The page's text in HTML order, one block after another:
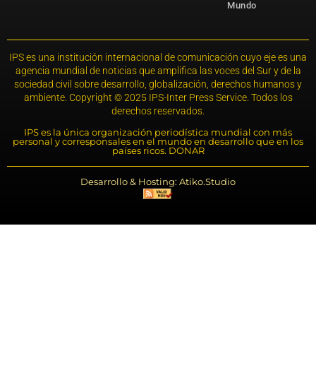
Mundo
IPS es una institución internacional de comunicación cuyo eje es una
agencia mundial de noticias que amplifica las voces del Sur y de la
sociedad civil sobre desarrollo, globalización, derechos humanos y
ambiente. Copyright © 2025 IPS-Inter Press Service. Todos los
derechos reservados.
IPS es la única organización periodística mundial con más
personal y corresponsales en el mundo en desarrollo que en los
países ricos. DONAR
Desarrollo & Hosting: Atiko.Studio